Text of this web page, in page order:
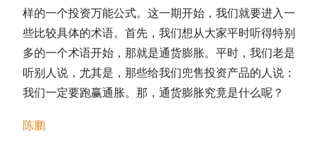
样的一个投资万能公式。这一期开始，我们就要进入一
些比较具体的术语。首先，我们想从大家平时听得特别
多的一个术语开始，那就是通货膨胀。平时，我们老是
听别人说，尤其是，那些给我们兜售投资产品的人说：
我们一定要跑赢通胀。那，通货膨胀究竟是什么呢？
陈鹏